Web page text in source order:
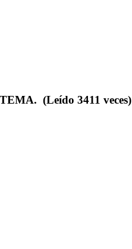
(Leído 3411 veces)